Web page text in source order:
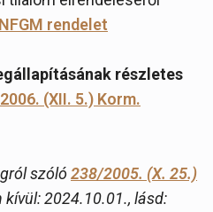
rendelet
részletes
(XII. 5.) Korm.
szóló238/2005. (X. 25.)
kívül: 2024.10.01., lásd: